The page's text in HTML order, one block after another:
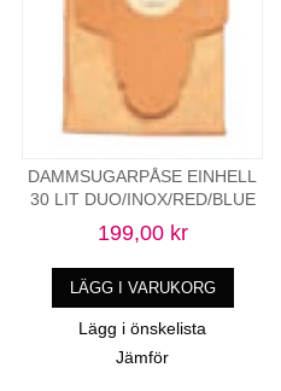
DAMMSUGARPÅSE EINHELL
30 LIT DUO/INOX/RED/BLUE
199,00 kr
LÄGG I VARUKORG
Lägg i önskelista
Jämför